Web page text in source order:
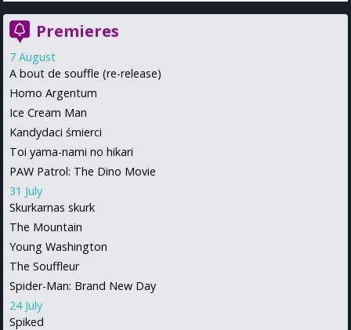
Premieres
7 August
A bout de souffle (re-release)
Homo Argentum
Ice Cream Man
Kandydaci śmierci
Toi yama-nami no hikari
PAW Patrol: The Dino Movie
31 July
Skurkarnas skurk
The Mountain
Young Washington
The Souffleur
Spider-Man: Brand New Day
24 July
Spiked